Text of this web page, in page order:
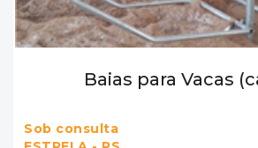
Baias para Vacas
Sob consulta